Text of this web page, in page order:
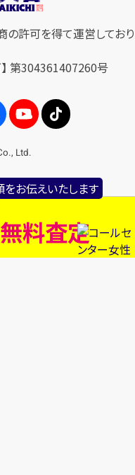
お伝えいたします
無料査定
許可を得て運営しており
第304361407260号
Ltd.